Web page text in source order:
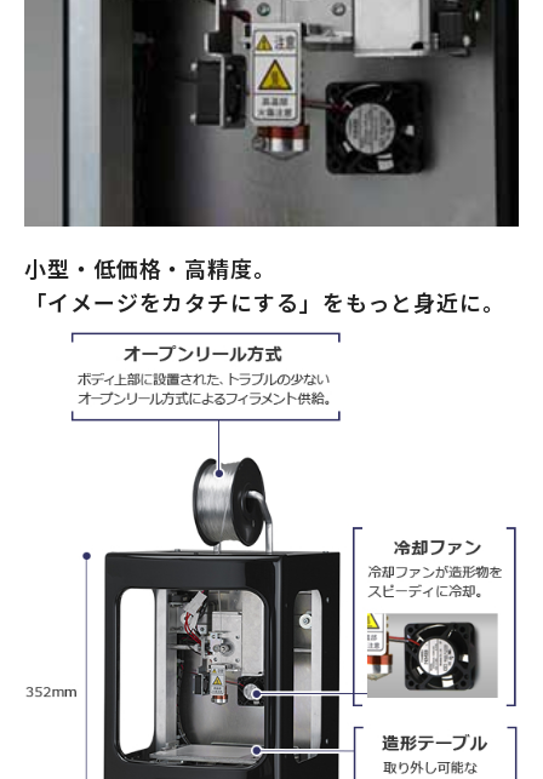
小型・低価格・高精度。
「イメージをカタチにする」をもっと身近に。